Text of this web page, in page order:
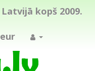
kopš 2009.